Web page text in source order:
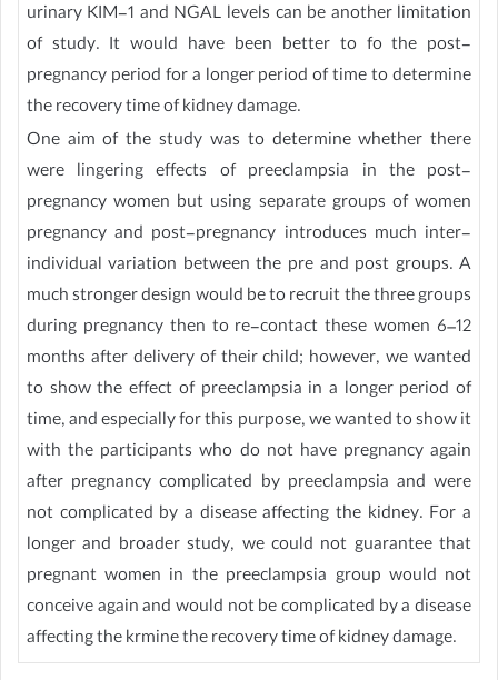
urinary KIM-1 and NGAL levels can be another limitation
of study. It would have been better to fo the post-
pregnancy period for a longer period of time to determine
the recovery time of kidney damage.
One aim of the study was to determine whether there
were lingering effects of preeclampsia in the post-
pregnancy women but using separate groups of women
pregnancy and post-pregnancy introduces much inter-
individual variation between the pre and post groups. A
much stronger design would be to recruit the three groups
during pregnancy then to re-contact these women 6–12
months after delivery of their child; however, we wanted
to show the effect of preeclampsia in a longer period of
time, and especially for this purpose, we wanted to show it
with the participants who do not have pregnancy again
after pregnancy complicated by preeclampsia and were
not complicated by a disease affecting the kidney. For a
longer and broader study, we could not guarantee that
pregnant women in the preeclampsia group would not
conceive again and would not be complicated by a disease
affecting the krmine the recovery time of kidney damage.